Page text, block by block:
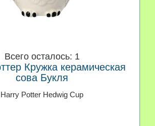
Всего осталось: 1
Кружка керамическая
сова Букля
Harry Potter Hedwig Cup